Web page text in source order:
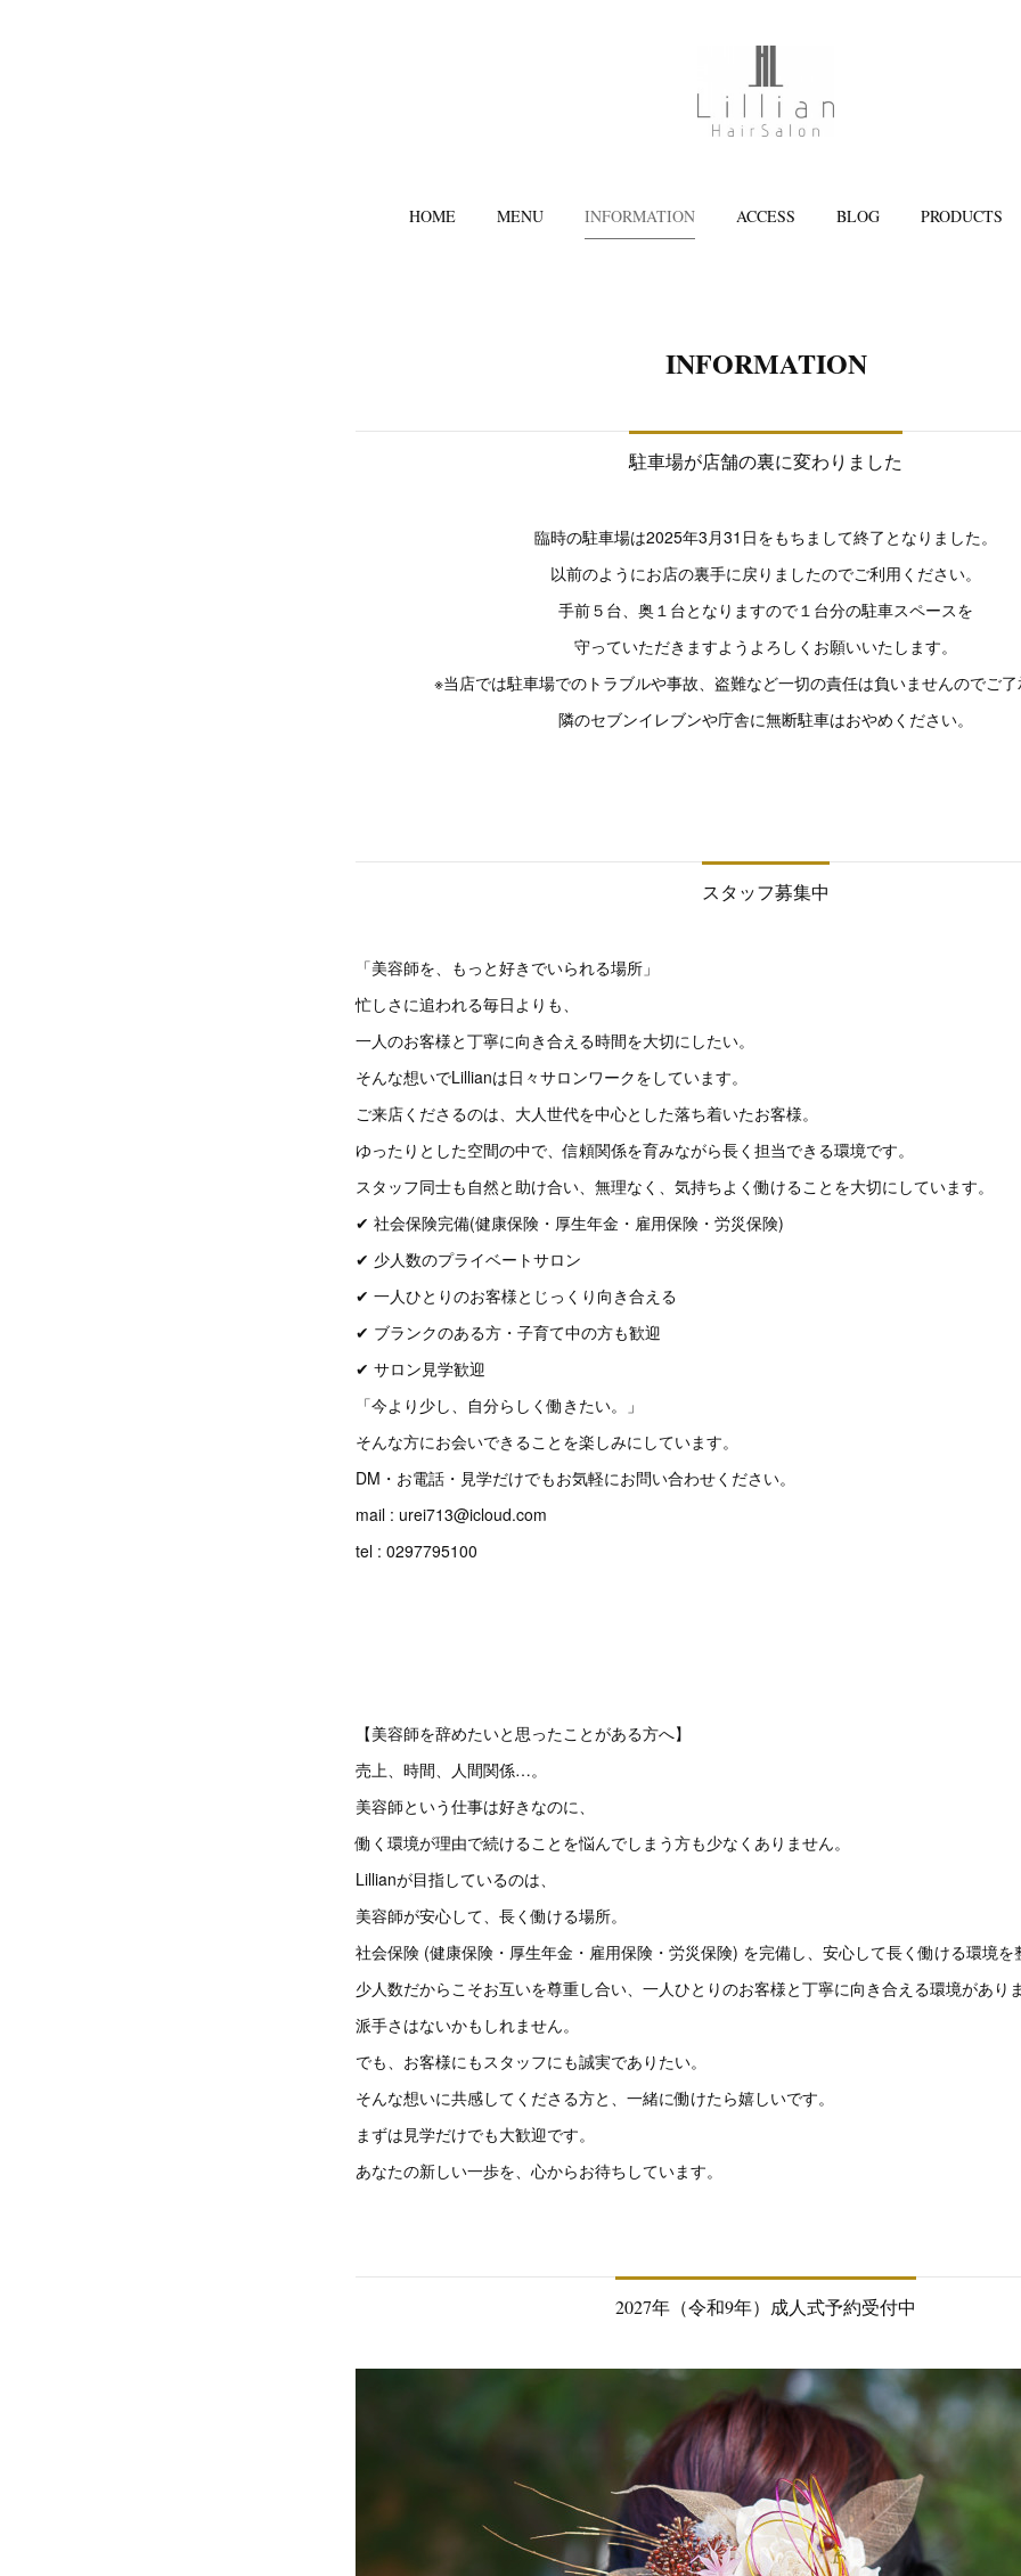
HOME MENU INFORMATION ACCESS BLOG PRODUCTS
INFORMATION
駐車場が店舗の裏に変わりました
臨時の駐車場は2025年3月31日をもちまして終了となりました。
以前のようにお店の裏手に戻りましたのでご利用ください。
手前５台、奥１台となりますので１台分の駐車スペースを
守っていただきますようよろしくお願いいたします。
※当店では駐車場でのトラブルや事故、盗難など一切の責任は負いませんのでご
隣のセブンイレブンや庁舎に無断駐車はおやめください。
スタッフ募集中
「美容師を、もっと好きでいられる場所」
忙しさに追われる毎日よりも、
一人のお客様と丁寧に向き合える時間を大切にしたい。
そんな想いでLillianは日々サロンワークをしています。
ご来店くださるのは、大人世代を中心とした落ち着いたお客様。
ゆったりとした空間の中で、信頼関係を育みながら長く担当できる環境です。
スタッフ同士も自然と助け合い、無理なく、気持ちよく働けることを大切にしています。
✔ 社会保険完備(健康保険・厚生年金・雇用保険・労災保険)
✔ 少人数のプライベートサロン
✔ 一人ひとりのお客様とじっくり向き合える
✔ ブランクのある方・子育て中の方も歓迎
✔ サロン見学歓迎
「今より少し、自分らしく働きたい。」
そんな方にお会いできることを楽しみにしています。
DM・お電話・見学だけでもお気軽にお問い合わせください。
mail : urei713@icloud.com
tel : 0297795100
【美容師を辞めたいと思ったことがある方へ】
売上、時間、人間関係…。
美容師という仕事は好きなのに、
働く環境が理由で続けることを悩んでしまう方も少なくありません。
Lillianが目指しているのは、
美容師が安心して、長く働ける場所。
社会保険 (健康保険・厚生年金・雇用保険・労災保険) を完備し、安心して長く働ける環境を
少人数だからこそお互いを尊重し合い、一人ひとりのお客様と丁寧に向き合える環境がありま
派手さはないかもしれません。
でも、お客様にもスタッフにも誠実でありたい。
そんな想いに共感してくださる方と、一緒に働けたら嬉しいです。
まずは見学だけでも大歓迎です。
あなたの新しい一歩を、心からお待ちしています。
2027年（令和9年）成人式予約受付中